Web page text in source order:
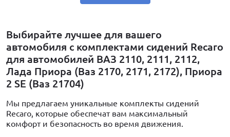
Выбирайте лучшее для вашего
автомобиля с комплектами сидений Recaro
для автомобилей ВАЗ 2110, 2111, 2112,
Лада Приора (Ваз 2170, 2171, 2172), Приора
2 SE (Ваз 21704)
Мы предлагаем уникальные комплекты сидений
Recaro, которые обеспечат вам максимальный
комфорт и безопасность во время движения.